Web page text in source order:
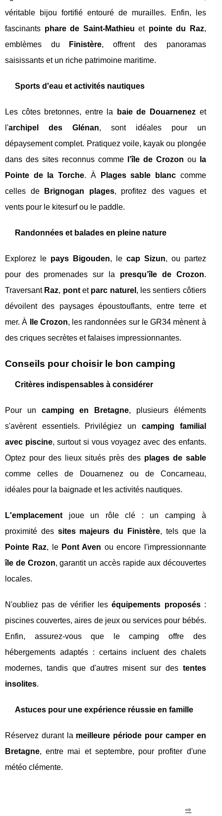
véritable bijou fortifié entouré de murailles. Enfin, les
fascinants phare de Saint-Mathieu et pointe du Raz,
emblèmes du
Finistère, offrent des panoramas
saisissants et un riche patrimoine maritime.
Sports d'eau et activités nautiques
Les côtes bretonnes, entre la baie de Douarnenez et
l'archipel des Glénan, sont idéales pour un
dépaysement complet. Pratiquez voile, kayak ou plongée
dans des sites reconnus comme
l’île de Crozon ou
la
Pointe de la Torche. À Plages sable blanccomme
celles de
Brignogan plages, profitez des vagues et
vents pour le kitesurf ou le paddle.
Randonnées et balades en pleine nature
Explorez le pays Bigouden, le cap Sizun, ou partez
pour des promenades sur la presqu’île de Crozon.
Traversant Raz, pontet parc naturel , les sentiers côtiers
dévoilent des paysages époustouflants, entre terre et
mer. À
Ile Crozon, les randonnées sur le GR34 mènent à
des criques secrètes et falaises impressionnantes.
Conseils pour choisir le bon camping
Critères indispensables à considérer
Pour un camping en Bretagne, plusieurs éléments
s'avèrent essentiels. Privilégiez un camping familial
avec piscine, surtout si vous voyagez avec des enfants.
Optez pour des lieux situés près des plages de sable
comme celles de Douarnenez ou de Concarneau,
idéales pour la baignade et les activités nautiques.
L'emplacement joue un rôle clé : un camping à
proximité des sites majeurs du Finistère, tels que la
Pointe Raz, le Pont Aven ou encore l'impressionnante
île de Crozon, garantit un accès rapide aux découvertes
locales.
N'oubliez pas de vérifier leséquipements proposés:
piscines couvertes, aires de jeux ou services pour bébés.
Enfin, assurez-vous que le camping offre des
hébergements adaptés : certains incluent des chalets
modernes, tandis que d'autres misent sur des tentes
insolites.
Astuces pour une expérience réussie en famille
Réservez durant la meilleure période pour camper en
Bretagne, entre mai et septembre, pour profiter d'une
météo clémente.